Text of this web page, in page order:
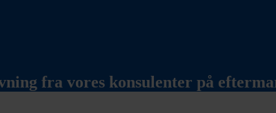
fra vores konsulenter på